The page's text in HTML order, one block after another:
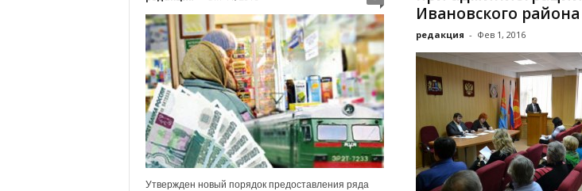
Утвержден новый порядок предоставления ряда
Ивановского района
редакция - Фев 1, 2016